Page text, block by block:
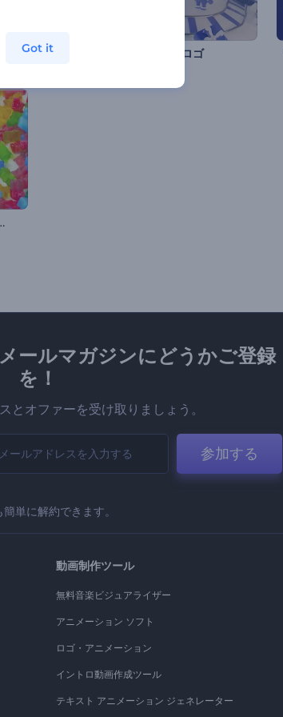
ウィンターワンダーランドロゴ
プニング動画
ールマガジンにどうかご登録
を！
とオファーを受け取りましょう。
参加する
単に解約できます。
動画制作ツール
無料音楽ビジュアライザー
アニメーション ソフト
ロゴ・アニメーション
イントロ動画作成ツール
テキスト アニメーション ジェネレーター
Got it